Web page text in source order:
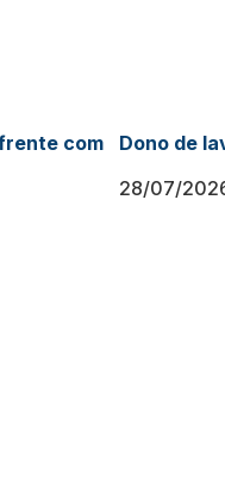
com
Dono de
28/07/